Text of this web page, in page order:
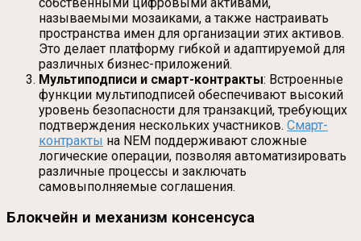
называемыми мозаиками, а также настраивать
пространства имен для организации этих активов.
Это делает платформу гибкой и адаптируемой для
различных бизнес-приложений.
Мультиподписи и смарт-контракты: Встроенные
функции мультиподписей обеспечивают высокий
уровень безопасности для транзакций, требующих
подтверждения нескольких участников. Смарт-
контракты на NEM поддерживают сложные
логические операции, позволяя автоматизировать
различные процессы и заключать
самовыполняемые соглашения.
Блокчейн и механизм консенсуса